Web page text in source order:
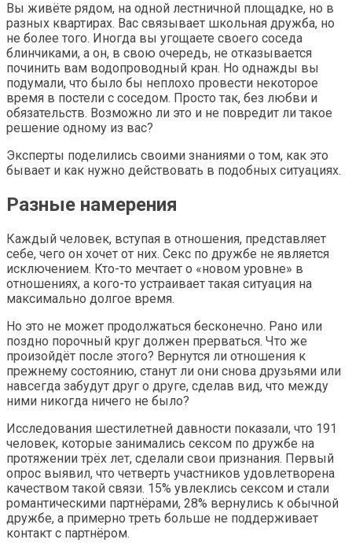
Вы живёте рядом, на одной лестничной площадке, но в
разных квартирах. Вас связывает школьная дружба, но
не более того. Иногда вы угощаете своего соседа
блинчиками, а он, в свою очередь, не отказывается
починить вам водопроводный кран. Но однажды вы
подумали, что было бы неплохо провести некоторое
время в постели с соседом. Просто так, без любви и
обязательств. Возможно ли это и не повредит ли такое
решение одному из вас?
Эксперты поделились своими знаниями о том, как это
бывает и как нужно действовать в подобных ситуациях.
Разные намерения
Каждый человек, вступая в отношения, представляет
себе, чего он хочет от них. Секс по дружбе не является
исключением. Кто-то мечтает о «новом уровне» в
отношениях, а кого-то устраивает такая ситуация на
максимально долгое время.
Но это не может продолжаться бесконечно. Рано или
поздно порочный круг должен прерваться. Что же
произойдёт после этого? Вернутся ли отношения к
прежнему состоянию, станут ли они снова друзьями или
навсегда забудут друг о друге, сделав вид, что между
ними никогда ничего не было?
Исследования шестилетней давности показали, что 191
человек, которые занимались сексом по дружбе на
протяжении трёх лет, сделали свои признания. Первый
опрос выявил, что четверть участников удовлетворена
качеством такой связи. 15% увлеклись сексом и стали
романтическими партнёрами, 28% вернулись к обычной
дружбе, а примерно треть больше не поддерживает
контакт с партнёром.